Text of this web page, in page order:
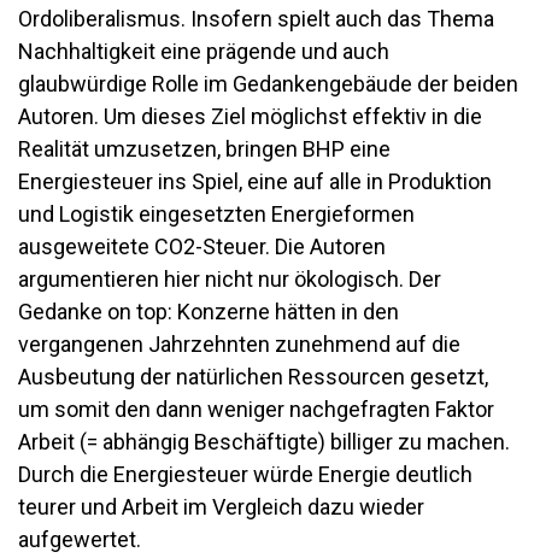
Ordoliberalismus. Insofern spielt auch das Thema
Nachhaltigkeit eine prägende und auch
glaubwürdige Rolle im Gedankengebäude der beiden
Autoren. Um dieses Ziel möglichst effektiv in die
Realität umzusetzen, bringen BHP eine
Energiesteuer ins Spiel, eine auf alle in Produktion
und Logistik eingesetzten Energieformen
ausgeweitete CO2-Steuer. Die Autoren
argumentieren hier nicht nur ökologisch. Der
Gedanke on top: Konzerne hätten in den
vergangenen Jahrzehnten zunehmend auf die
Ausbeutung der natürlichen Ressourcen gesetzt,
um somit den dann weniger nachgefragten Faktor
Arbeit (= abhängig Beschäftigte) billiger zu machen.
Durch die Energiesteuer würde Energie deutlich
teurer und Arbeit im Vergleich dazu wieder
aufgewertet.